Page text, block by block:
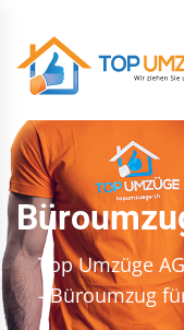
Top Umzüge
- Büroumzug